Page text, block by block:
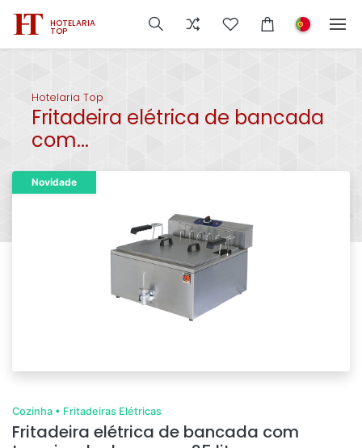
HOTELARIA
TOP
Hotelaria Top
Fritadeira elétrica de bancada
com...
Novidade
Cozinha • Fritadeiras Elétricas
Fritadeira elétrica de bancada com